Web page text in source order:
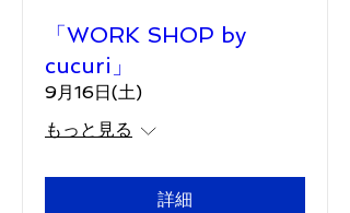
「WORK SHOP by
cucuri」
9月16日(土)
もっと見る
詳細